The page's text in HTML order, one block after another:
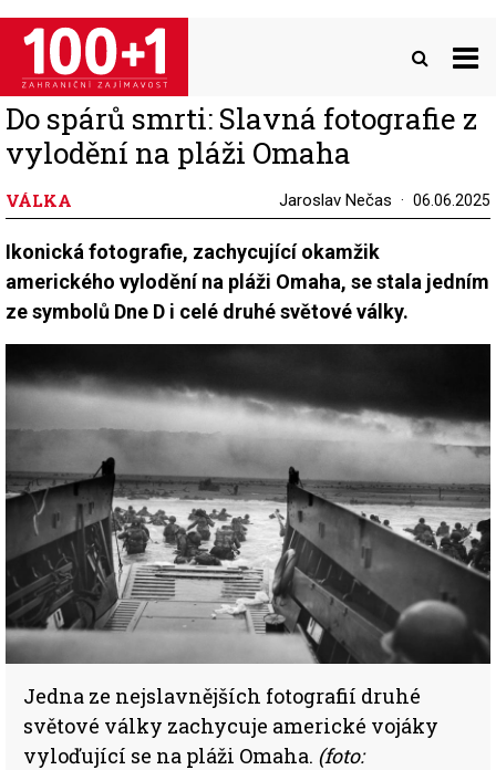
Přejít
hlavnímu
obsahu
Do spárů smrti: Slavná fotografie z
vylodění na pláži Omaha
VÁLKA Jaroslav Nečas 06.06.2025
Ikonická fotografie, zachycující okamžik
amerického vylodění na pláži Omaha, se stala jedním
ze symbolů Dne D i celé druhé světové války.
Jedna ze nejslavnějších fotografií druhé
světové války zachycuje americké vojáky
vyloďující se na pláži Omaha. (foto: